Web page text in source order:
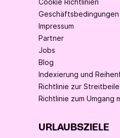
Cookie Richtlinien
Geschäftsbedingungen
Impressum
Partner
Jobs
Blog
Indexierung und
Richtlinie zur
Richtlinie zum Umgang
URLAUBSZIELE